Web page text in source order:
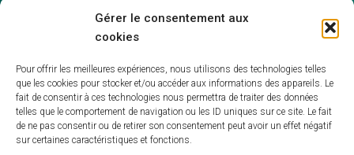
Gérer le consentement aux
cookies
Pour offrir les meilleures expériences, nous utilisons des technologies telles
que les cookies pour stocker et/ou accéder aux informations des appareils. Le
fait de consentir à ces technologies nous permettra de traiter des données
telles que le comportement de navigation ou les ID uniques sur ce site. Le fait
de ne pas consentir ou de retirer son consentement peut avoir un effet négatif
sur certaines caractéristiques et fonctions.
Accessibilité